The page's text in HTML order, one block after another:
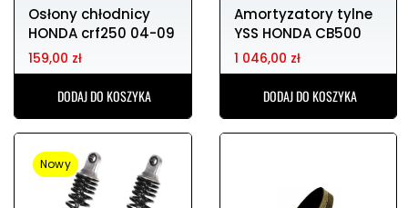
Osłony chłodnicy
HONDA crf250 04-09
159,00 zł
DODAJ DO KOSZYKA
Amortyzatory tylne
YSS HONDA CB500
1 046,00 zł
DODAJ DO KOSZYKA
Nowy